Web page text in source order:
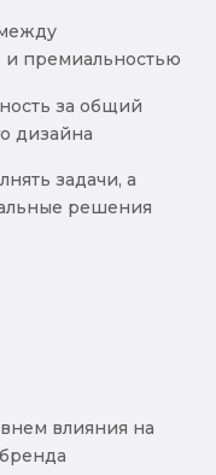
и премиальностью
за общий
дизайна
задачи, а
решения
влияния на